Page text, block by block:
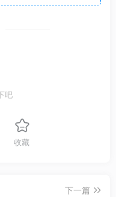
吧
收藏
下一篇